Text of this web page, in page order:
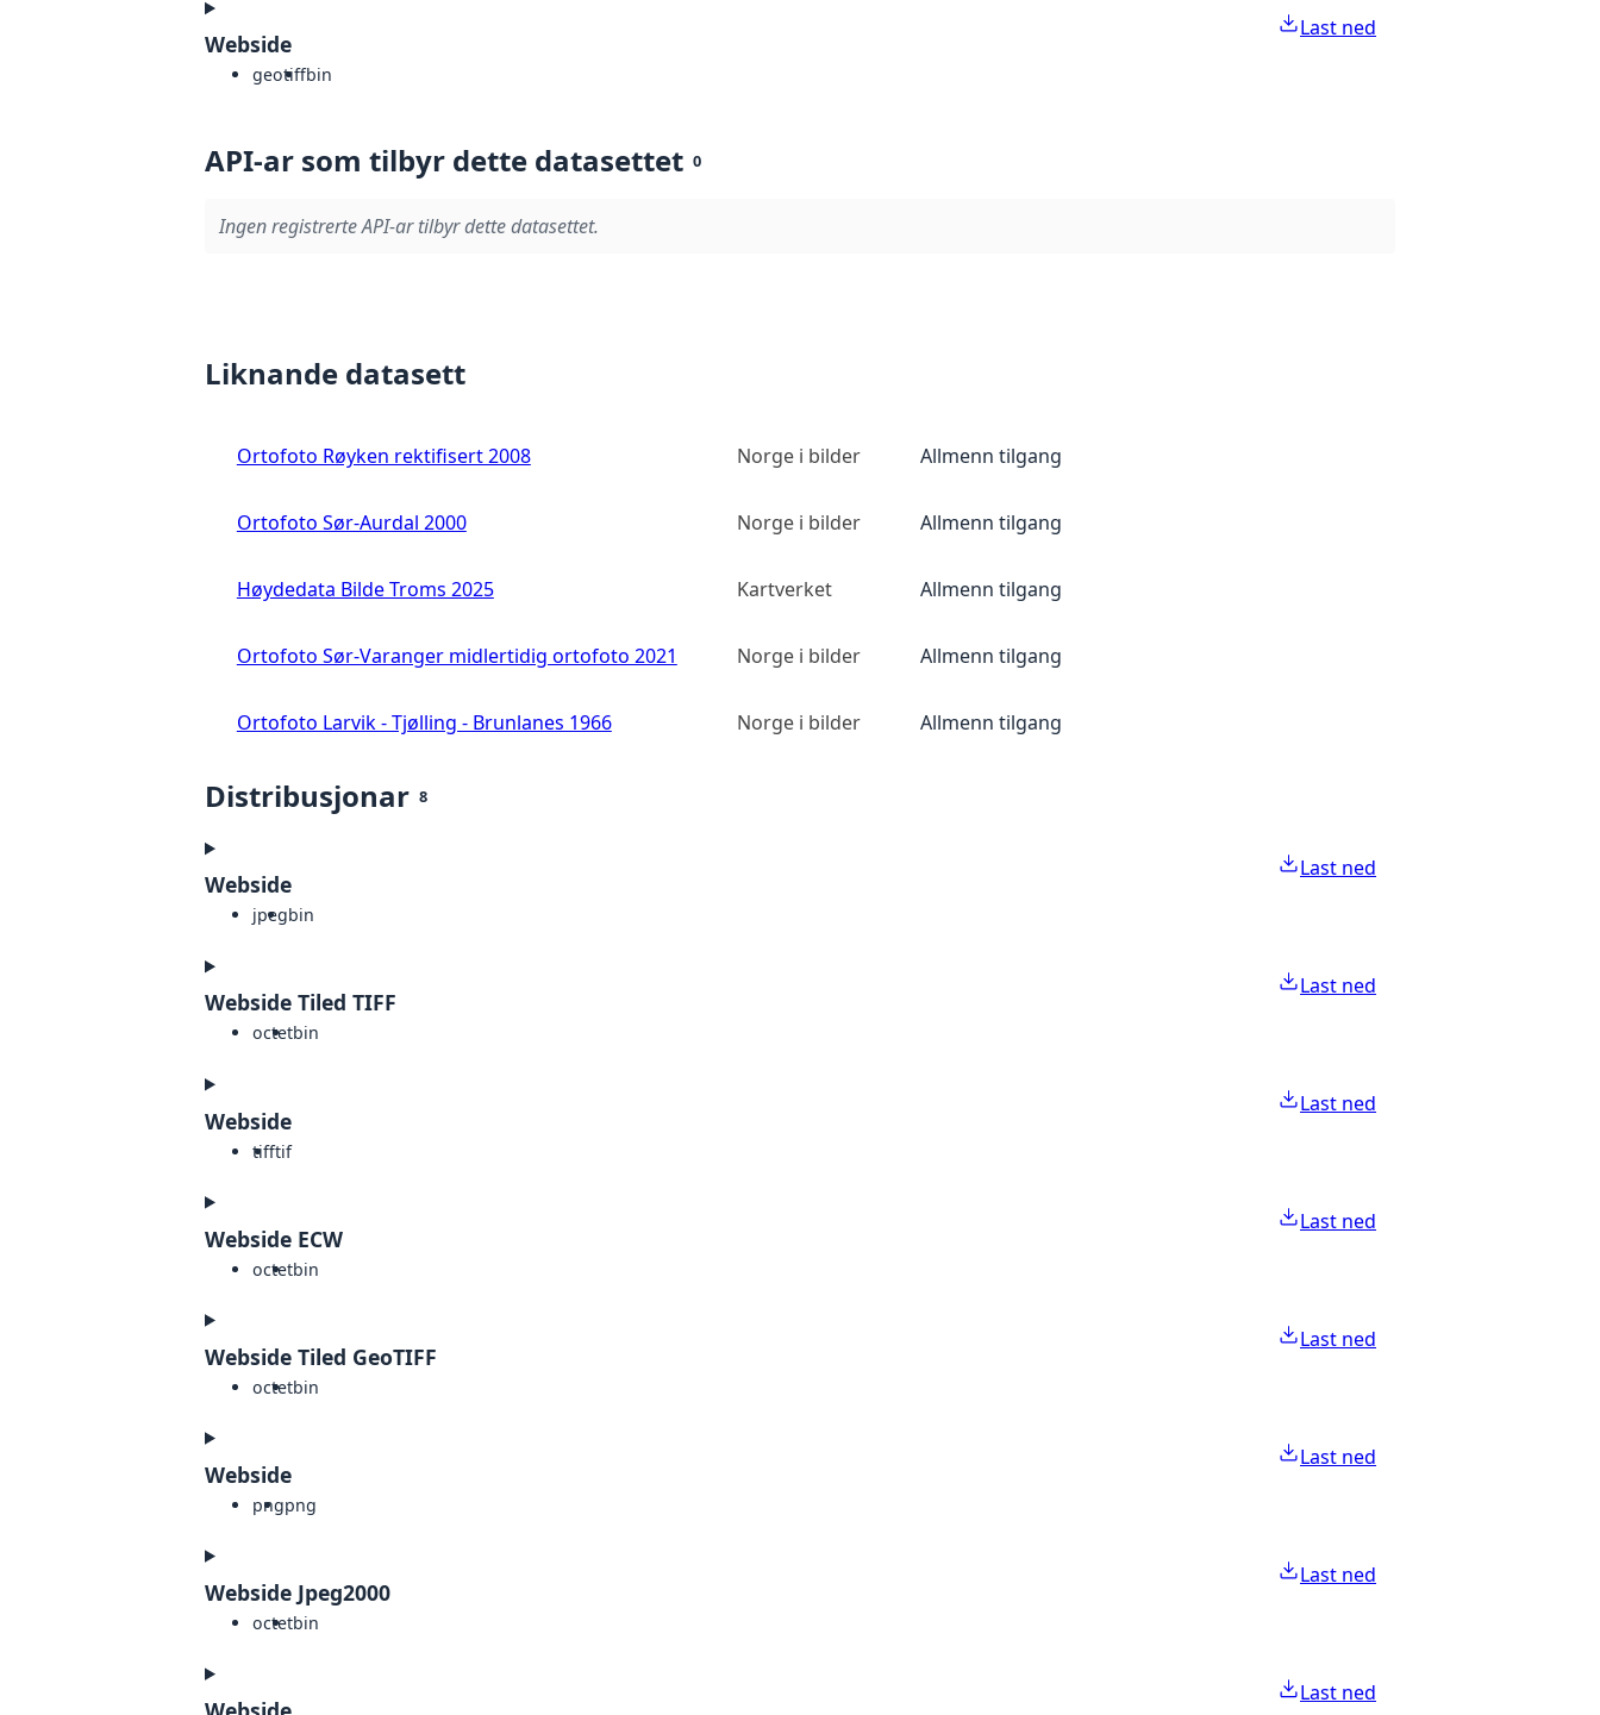
Webside
geotiffbin
Last ned
API-ar som tilbyr dette datasettet 0
Ingen registrerte API-ar tilbyr dette datasettet.
Liknande datasett
Ortofoto Røyken rektifisert 2008 Norge i bilder Allmenn tilgang
Ortofoto Sør-Aurdal 2000 Norge i bilder Allmenn tilgang
Høydedata Bilde Troms 2025 Kartverket Allmenn tilgang
Ortofoto Sør-Varanger midlertidig ortofoto 2021 Norge i bilder Allmenn tilgang
Ortofoto Larvik - Tjølling - Brunlanes 1966 Norge i bilder Allmenn tilgang
Distribusjonar 8
Webside
jpegbin
Last ned
Webside Tiled TIFF
octetbin
Last ned
Webside
tifftif
Last ned
Webside ECW
octetbin
Last ned
Webside Tiled GeoTIFF
octetbin
Last ned
Webside
pngpng
Last ned
Webside Jpeg2000
octetbin
Last ned
Last ned